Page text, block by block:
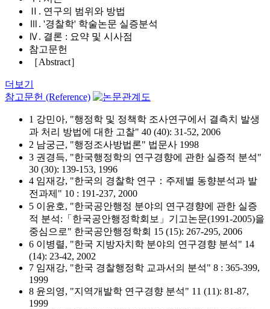
Ⅱ. 연구의 범위와 방법
Ⅲ. '경찰학' 학술논문 실증분석
Ⅳ. 결론 : 요약 및 시사점
참고문헌
［Abstract］
더보기
참고문헌 (Reference)
1 강민아, "행정학 및 정책학 조사연구에서 결측치 발생
과 처리 방법에 대한 고찰" 40 (40): 31-52, 2006
2 남궁근, "행정조사방법론" 법문사 1998
3 권경득, "한국행정학의 연구경향에 관한 실증적 분석"
30 (30): 139-153, 1996
4 임재강, "한국의 경찰학 연구：주제별 동향분석과 발
전과제" 10 : 191-237, 2000
5 이윤호, "한국공안행정 분야의 연구경향에 관한 실증
적 분석:「한국공안행정학회보」기고논문(1991-2005)을
중심으로" 한국공안행정학회 15 (15): 267-295, 2006
6 이병렬, "한국 지방자치학 분야의 연구경향 분석" 14
(14): 23-42, 2002
7 임재강, "한국 경찰행정학 교과서의 분석" 8 : 365-399,
1999
8 윤의영, "지역개발학 연구경향 분석" 11 (11): 81-87,
1999